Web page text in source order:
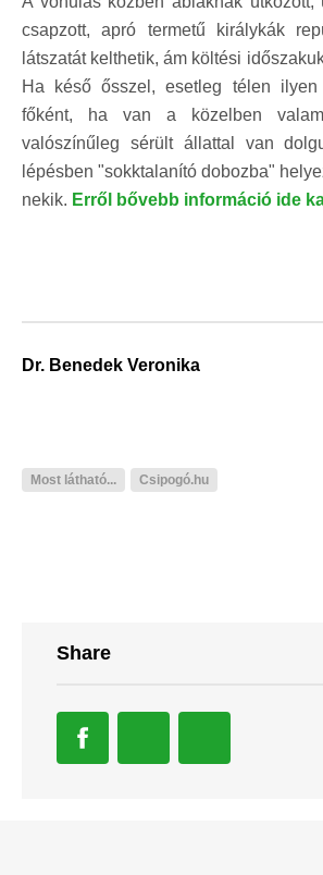
csapzott, apró termetű királykák
látszatát kelthetik, ám költési
Ha késő ősszel, esetleg télen ilyen
főként, ha van a közelben
valószínűleg sérült állattal van
lépésben "sokktalanító dobozba"
nekik. Erről bővebb információ ide
Dr. Benedek Veronika
Most látható... Csipogó.hu
Share